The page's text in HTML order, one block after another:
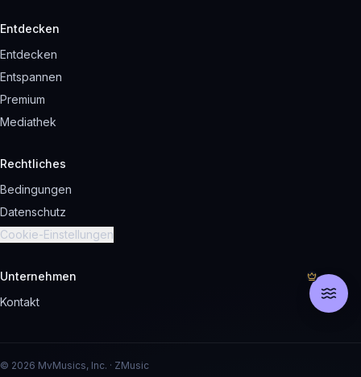
Entdecken
Entdecken
Entspannen
Premium
Mediathek
Rechtliches
Bedingungen
Datenschutz
Cookie-Einstellungen
Unternehmen
Kontakt
© 2026 MvMusics, Inc. · ZMusic